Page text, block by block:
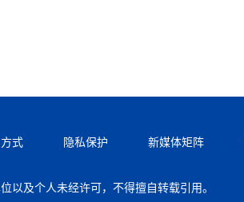
式 隐私保护 新媒体矩阵
以及个人未经许可，不得擅自转载引用。